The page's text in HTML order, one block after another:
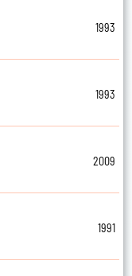
1993
1993
2009
1991